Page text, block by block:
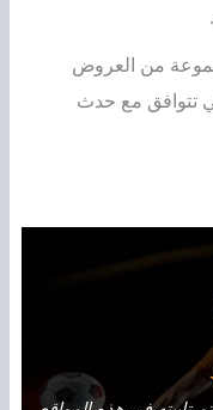
من العروض
تتوافق مع حدث